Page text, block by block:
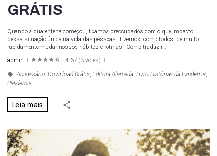
GRÁTIS
Quando a quarentena começou, ficamos preocupados com o que impacto
dessa situação única na vida das pessoas. Tivemos, como todos, de muito
rapidamente mudar nossos hábitos e rotinas. Como traduzir…
admin
4.67 (3 votes)
Aniversário Download Grátis Editora Alameda Livro Histórias da Pandemia
Pandemia
Leia mais